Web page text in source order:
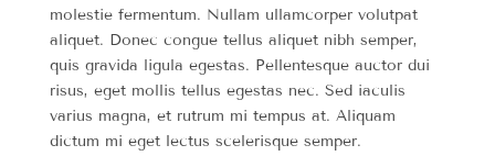
molestie fermentum. Nullam ullamcorper volutpat
aliquet. Donec congue tellus aliquet nibh semper,
quis gravida ligula egestas. Pellentesque auctor dui
risus, eget mollis tellus egestas nec. Sed iaculis
varius magna, et rutrum mi tempus at. Aliquam
dictum mi eget lectus scelerisque semper.